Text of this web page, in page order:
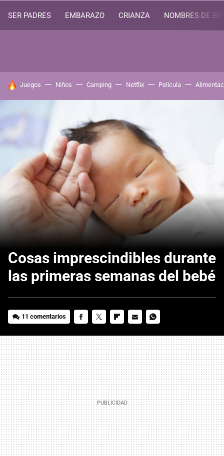
SER PADRES EMBARAZO CRIANZA NOMBRES DE
HOY SE HABLA DE
Juegos Niños Camping Netflix Película
Cosas imprescindibles durante
las primeras semanas del bebé
11 comentarios
MAIL